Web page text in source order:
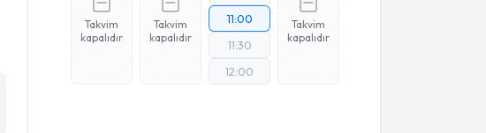
Takvim
kapalıdır
Takvim
kapalıdır
11:00
11:30
12:00
Takvim
kapalıdır